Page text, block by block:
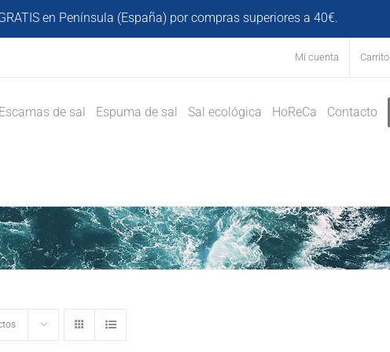
en Península (España) por compras superiores a 40€.
Mi cuenta Carrito
Escamas de sal Espuma de sal Sal ecológica HoReCa Contacto